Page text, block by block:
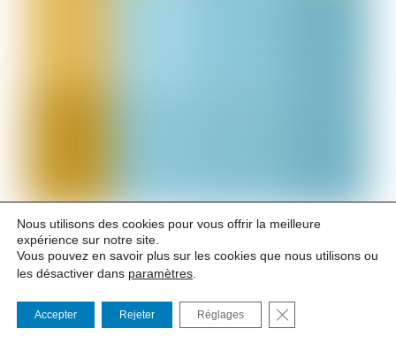
Tous les jours à 19h30
- DU 16 AU 25 JUILLET -Relâche le lundi 20 juillet
Nous utilisons des cookies pour vous offrir la meilleure
expérience sur notre site.
Vous pouvez en savoir plus sur les cookies que nous utilisons ou
les désactiver dans paramètres
Accepter Rejeter Réglages FERMER LA